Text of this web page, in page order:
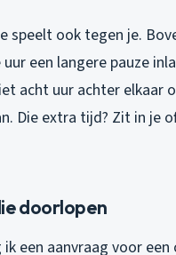
speelt ook tegen je.
een langere pauze
acht uur achter elkaar
Die extra tijd? Zit in je
doorlopen
een aanvraag voor